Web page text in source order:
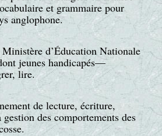
et grammaire pour
anglophone.
d’Éducation Nationale
jeunes handicapés—
lire.
de lecture, écriture,
des comportements des